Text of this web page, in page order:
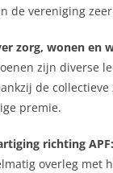
de vereniging
zorg, wonen en
zijn diverse
de
premie.
richting APF:
overleg met